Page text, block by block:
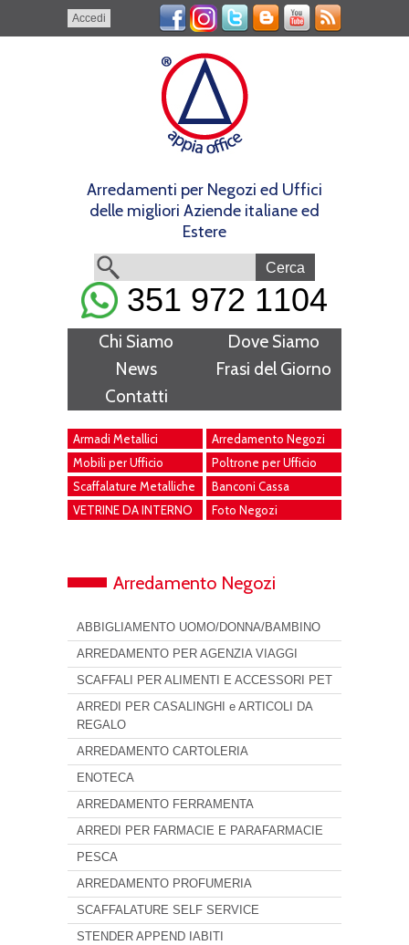
Accedi
Arredamenti per Negozi ed Uffici
delle migliori Aziende italiane ed
Estere
351 972 1104
Chi Siamo
Dove Siamo
News
Frasi del Giorno
Contatti
Armadi Metallici
Arredamento Negozi
Mobili per Ufficio
Poltrone per Ufficio
Scaffalature Metalliche
Banconi Cassa
VETRINE DA INTERNO
Foto Negozi
Arredamento Negozi
ABBIGLIAMENTO UOMO/DONNA/BAMBINO
ARREDAMENTO PER AGENZIA VIAGGI
SCAFFALI PER ALIMENTI E ACCESSORI PET
ARREDI PER CASALINGHI e ARTICOLI DA
REGALO
ARREDAMENTO CARTOLERIA
ENOTECA
ARREDAMENTO FERRAMENTA
ARREDI PER FARMACIE E PARAFARMACIE
PESCA
ARREDAMENTO PROFUMERIA
SCAFFALATURE SELF SERVICE
STENDER APPEND IABITI